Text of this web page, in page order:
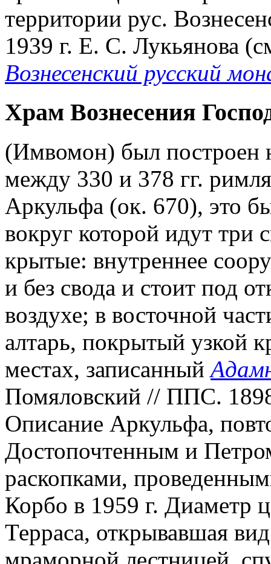
территории рус.
1939 г. Е. С. Лукьянова
Вознесенский русский
Храм Вознесения
(Имвомон) был построен
между 330 и 378 гг.
Аркульфа (ок. 670), это
вокруг которой идут три
крытые: внутреннее
и без свода и стоит под
воздухе; в восточной
алтарь, покрытый узкой
местах, записанный
Помяловский // ППС.
Описание Аркульфа,
Достопочтенным и
раскопками,
Корбо в 1959 г. Диаметр
Терраса, открывавшая